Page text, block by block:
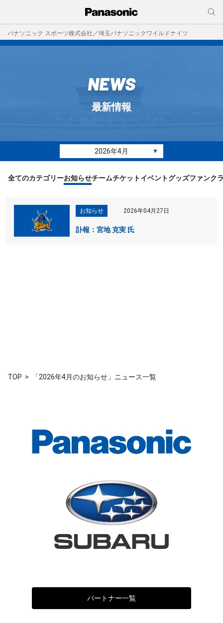
パナソニック スポーツ株式会社／埼玉パナソニックワイルドナイツ
NEWS
最新情報
2026年4月 ▼
全てのカテゴリーお知らせチームチケットイベントグッズファンク
お知らせ 2026年04月27日
訃報：宮地 克実 氏
TOP 「2026年4月のお知らせ」ニュース一覧
パートナー一覧